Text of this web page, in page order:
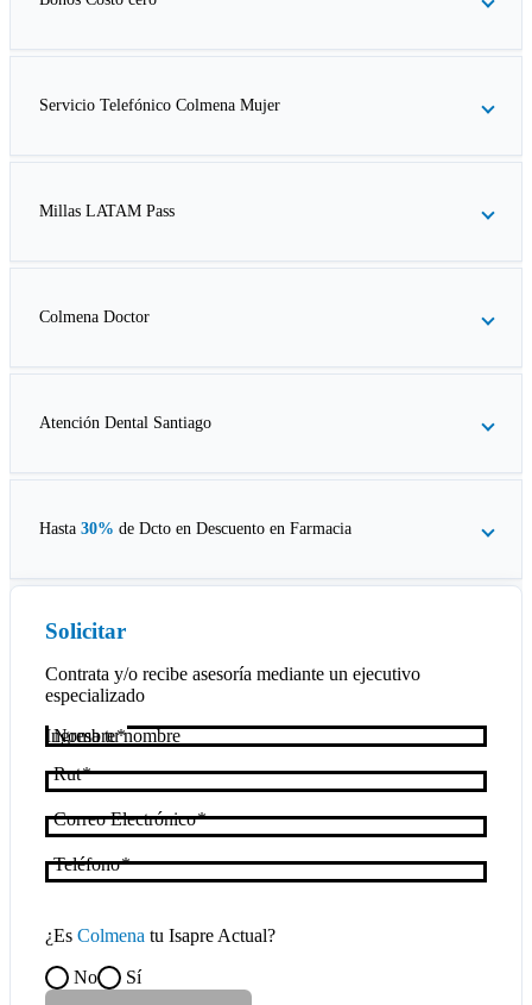
Servicio Telefónico Colmena Mujer
Millas LATAM Pass
Colmena Doctor
Atención Dental Santiago
Hasta 30% de Dcto en Descuento en Farmacia
Solicitar
Contrata y/o recibe asesoría mediante un ejecutivo
especializado
Nombre
Rut
Correo Electrónico
Teléfono
¿Es Colmena tu Isapre Actual?
No
Sí